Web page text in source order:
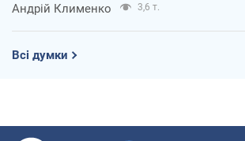
Андрій Клименко 3,6 т.
Всі думки